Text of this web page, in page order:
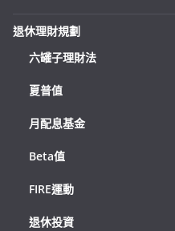
退休理財規劃
六罐子理財法
夏普值
月配息基金
Beta值
FIRE運動
退休投資